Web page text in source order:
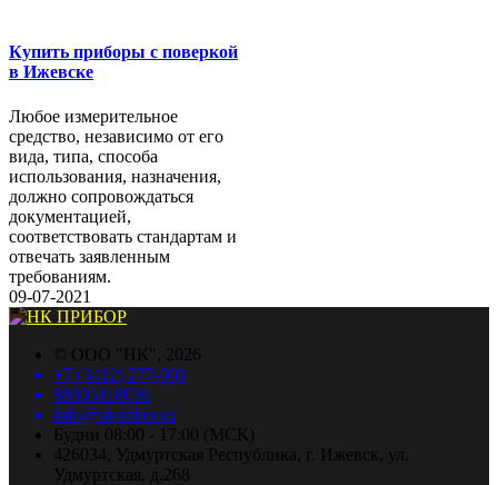
Купить приборы с поверкой
в Ижевске
Любое измерительное
средство, независимо от его
вида, типа, способа
использования, назначения,
должно сопровождаться
документацией,
соответствовать стандартам и
отвечать заявленным
требованиям.
09-07-2021
© ООО "НК", 2026
+7 (3412) 277-001
88005118036
info@nkpribor.ru
Будни 08:00 - 17:00 (МСК)
426034, Удмуртская Республика, г. Ижевск, ул.
Удмуртская, д.268